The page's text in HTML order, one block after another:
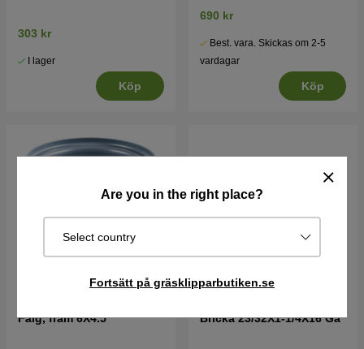
Are you in the right place?
Select country
Fortsätt på gräsklipparbutiken.se
303 kr
I lager
Köp
690 kr
Best. vara. Skickas om 2-5
vardagar
Köp
Fälg, fram 6X4.5 Bricka 23/32X1-1/4X16 Ga